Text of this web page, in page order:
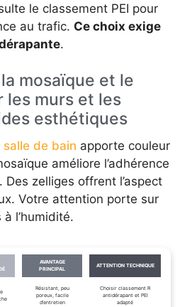
le classement PEI pour
au trafic. Ce choix exige
.
mosaïque et le
les murs et les
esthétiques
de bain apporte couleur
améliore l’adhérence
zelliges offrent l’aspect
Votre attention porte sur
l’humidité.
AVANTAGE
PRINCIPAL
ATTENTION TECHNIQUE
Résistant, peu
poreux, facile
d’entretien
Choisir classement R
antidérapant et PEI
adapté